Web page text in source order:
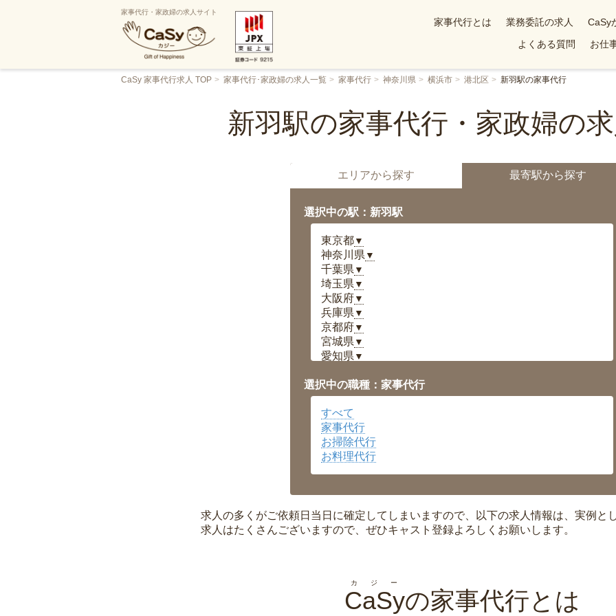
家事代行・家政婦の求人サイト
家事代行とは 業務委託の求人 CaSy
よくある質問
お仕
CaSy 家事代行求人 TOP 家事代行･家政婦の求人一覧 家事代行 神奈川県 横浜市 港北区 新羽駅の家事代行
新羽駅の家事代行・家政婦の
エリアから探す 最寄駅から探す
選択中の駅：新羽駅
東京都▼
神奈川県 ▼
千葉県 ▼
埼玉県 ▼
大阪府▼
兵庫県 ▼
京都府▼
宮城県 ▼
愛知県 ▼
岡山県▼
広島県▼
沖縄県
選択中の職種：家事代行
すべて
家事代行
お掃除代行
お料理代行
求人の多くがご依頼日当日に確定してしまいますので、以下の求人情報は、実例と
求人はたくさんございますので、ぜひキャスト登録よろしくお願いします。
CaSy
カジー
の家事代行とは